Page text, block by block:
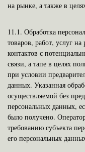
на рынке, а также в
11.1. Обработка
товаров, работ, услуг
контактов с
связи, а тапе в целях
при условии
данных. Указанная
осуществляемой без
персональных данных,
было получено.
требованию субъекта
его персональных